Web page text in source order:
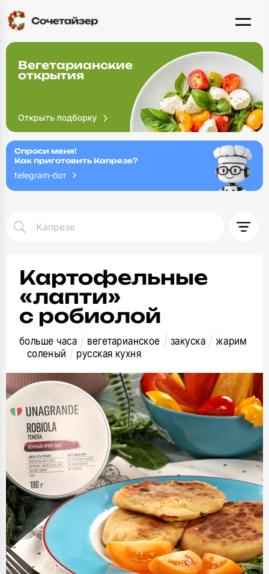
Вегетарианские
открытия
Спроси меня!
Как приготовить Капрезе?
telegram-бот
Картофельные
«лапти»
с робиолой
больше часа вегетарианское закуска
жарим
соленый
русская кухня